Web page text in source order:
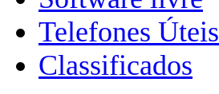
Telefones Úteis
Classificados